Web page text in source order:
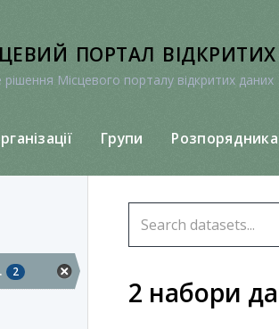
портал
Місцевого порталу відкритих даних
Групи
2
2 набори